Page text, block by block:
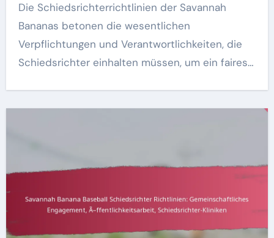
Die Schiedsrichterrichtlinien der Savannah
Bananas betonen die wesentlichen
Verpflichtungen und Verantwortlichkeiten, die
Schiedsrichter einhalten müssen, um ein faires…